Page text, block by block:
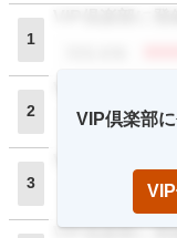
1
2
VIP倶楽部に
閲覧者数
3
VIP倶楽部に
VIP倶楽部